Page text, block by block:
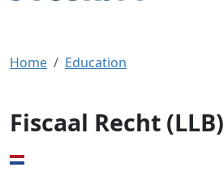
Home
Education
Fiscaal Recht (LLB)